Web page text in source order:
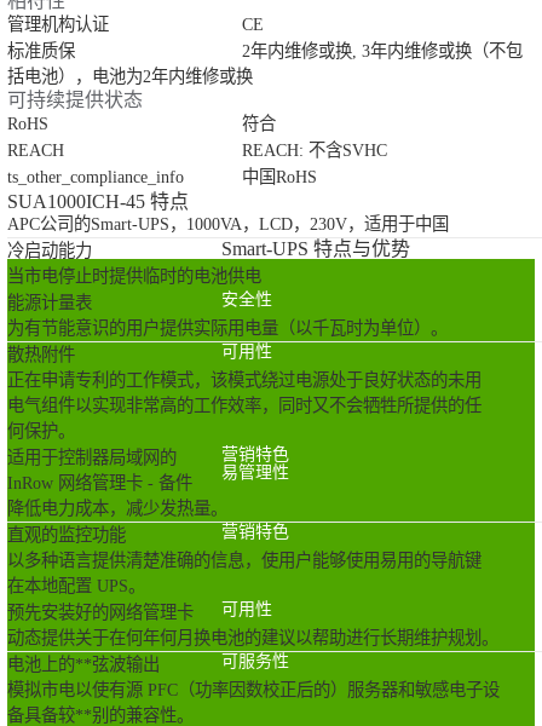
管理机构认证
CE
标准质保
2年内维修或换, 3年内维修或换（不包
括电池），电池为2年内维修或换
可持续提供状态
RoHS
符合
REACH
REACH: 不含SVHC
ts_other_compliance_info
中国RoHS
SUA1000ICH-45 特点
APC公司的Smart-UPS，1000VA，LCD，230V，适用于中国
冷启动能力
当市电停止时提供临时的电池供电
能源计量表
为有节能意识的用户提供实际用电量（以千瓦时为单位）。
散热附件
正在申请专利的工作模式，该模式绕过电源处于良好状态的未用
电气组件以实现非常高的工作效率，同时又不会牺牲所提供的任
何保护。
适用于控制器局域网的
InRow 网络管理卡 - 备件
降低电力成本，减少发热量。
直观的监控功能
以多种语言提供清楚准确的信息，使用户能够使用易用的导航键
在本地配置 UPS。
预先安装好的网络管理卡
动态提供关于在何年何月换电池的建议以帮助进行长期维护规划。
电池上的**弦波输出
模拟市电以使有源 PFC（功率因数校正后的）服务器和敏感电子设
备具备较**别的兼容性。
Smart-UPS 特点与优势
安全性
可用性
营销特色
易管理性
营销特色
可用性
可服务性